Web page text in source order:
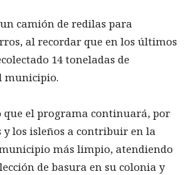
camión de redilas para
al recordar que en los últimos
14 toneladas de
municipio.
que el programa continuará, por
y los isleños a contribuir en la
más limpio, atendiendo
de basura en su colonia y